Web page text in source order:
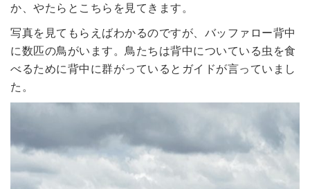
か、やたらとこちらを見てきます。
写真を見てもらえばわかるのですが、バッファロー背中
に数匹の鳥がいます。鳥たちは背中についている虫を食
べるために背中に群がっているとガイドが言っていまし
た。